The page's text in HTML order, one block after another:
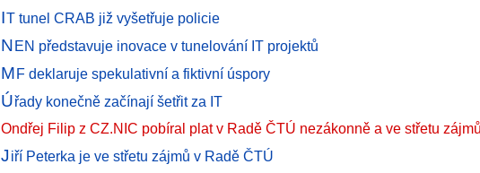
IT tunel CRAB již vyšetřuje policie
NEN představuje inovace v tunelování IT projektů
MF deklaruje spekulativní a fiktivní úspory
Úřady konečně začínají šetřit za IT
Ondřej Filip z CZ.NIC pobíral plat v Radě ČTÚ nezákonně a ve střetu
Jiří Peterka je ve střetu zájmů v Radě ČTÚ